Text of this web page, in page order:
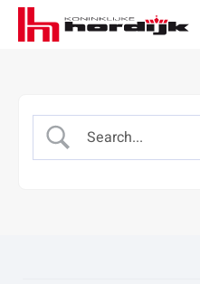
Koninklijke
Hordijk